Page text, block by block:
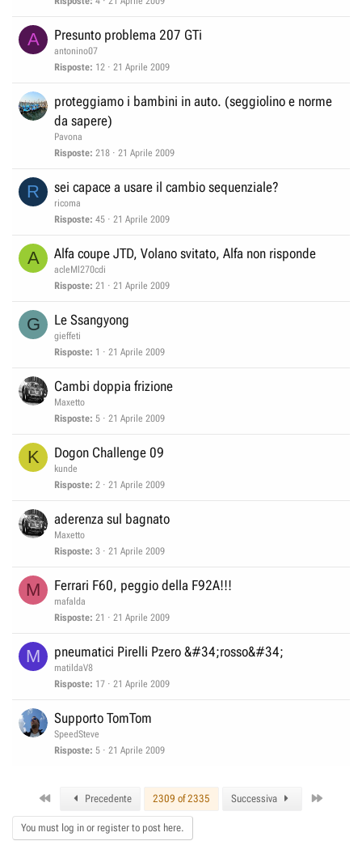
A Presunto problema 207 GTi
antonino07
Risposte 12 21 Aprile 2009
proteggiamo i bambini in auto. (seggiolino e norme
da sapere)
Pavona
Risposte 218 21 Aprile 2009
R sei capace a usare il cambio sequenziale?
ricoma
Risposte 45 21 Aprile 2009
A Alfa coupe JTD, Volano svitato, Alfa non risponde
acleMl270cdi
Risposte 21 21 Aprile 2009
G Le Ssangyong
gieffeti
Risposte 1 21 Aprile 2009
Cambi doppia frizione
Maxetto
Risposte 5 21 Aprile 2009
K Dogon Challenge 09
kunde
Risposte 2 21 Aprile 2009
aderenza sul bagnato
Maxetto
Risposte 3 21 Aprile 2009
M Ferrari F60, peggio della F92A!!!
mafalda
Risposte 21 21 Aprile 2009
M pneumatici Pirelli Pzero &#34;rosso&#34;
matildaV8
Risposte 17 21 Aprile 2009
Supporto TomTom
SpeedSteve
Risposte 5 21 Aprile 2009
Precedente 2309 of 2335 Successiva
You must log in or register to post here.